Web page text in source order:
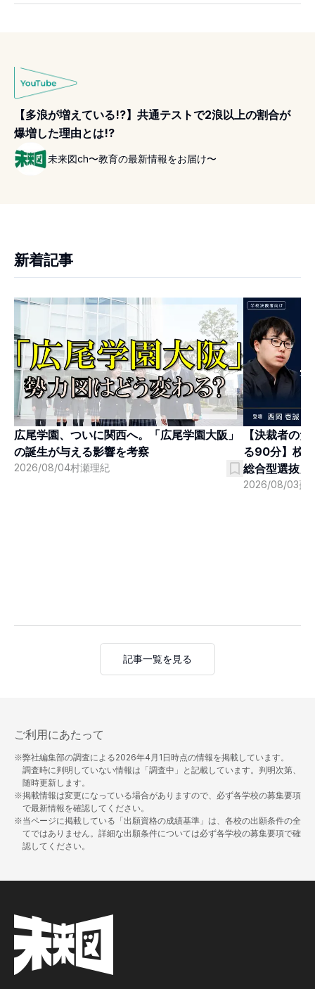
【多浪が増えている!?】共通テストで2浪以上の割合が
爆増した理由とは!?
未来図ch〜教育の最新情報をお届け〜
新着記事
広尾学園、ついに関西へ。「広尾学園大阪」
の誕生が与える影響を考察
2026/08/04村瀬理紀
【決裁者の
る90分】校
総合型選抜」
2026/08/03孫
記事一覧を見る
ご利用にあたって
※弊社編集部の調査による2026年4月1日時点の情報を掲載しています。
調査時に判明していない情報は「調査中」と記載しています。判明次第、
随時更新します。
※掲載情報は変更になっている場合がありますので、必ず各学校の募集要項
で最新情報を確認してください。
※当ページに掲載している「出願資格の成績基準」は、各校の出願条件の全
てではありません。詳細な出願条件については必ず各学校の募集要項で確
認してください。